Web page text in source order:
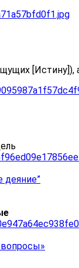
деяние”